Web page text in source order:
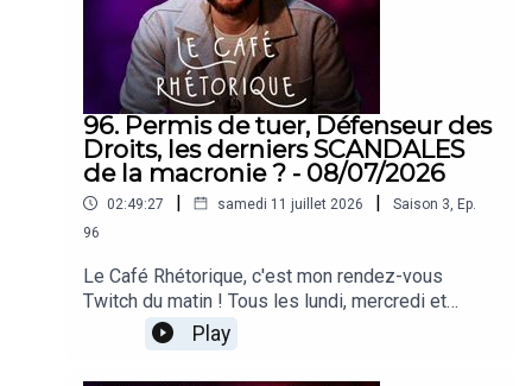
96. Permis de tuer, Défenseur des
Droits, les derniers SCANDALES
de la macronie ? - 08/07/2026
02:49:27 | samedi 11 juillet 2026 | Saison 3 Ep.
96
Le Café Rhétorique, c'est mon rendez-vous
Twitch du matin ! Tous les lundi, mercredi et
vendredi à 09h00 sur twitch.tv/clemovitch
!Bienvenue dans la rediffusion du stream du
Play